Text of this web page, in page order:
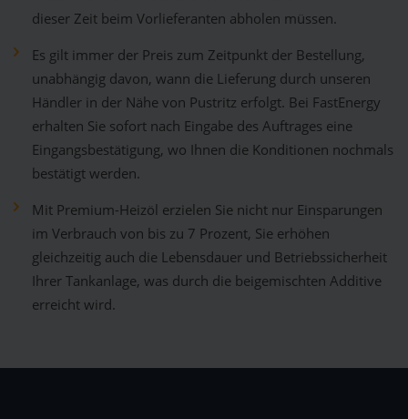
dieser Zeit beim Vorlieferanten abholen müssen.
Es gilt immer der Preis zum Zeitpunkt der Bestellung,
unabhängig davon, wann die Lieferung durch unseren
Händler in der Nähe von Pustritz erfolgt. Bei FastEnergy
erhalten Sie sofort nach Eingabe des Auftrages eine
Eingangsbestätigung, wo Ihnen die Konditionen nochmals
bestätigt werden.
Mit Premium-Heizöl erzielen Sie nicht nur Einsparungen
im Verbrauch von bis zu 7 Prozent, Sie erhöhen
gleichzeitig auch die Lebensdauer und Betriebssicherheit
Ihrer Tankanlage, was durch die beigemischten Additive
erreicht wird.